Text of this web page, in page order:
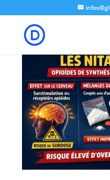
google-site-verification: